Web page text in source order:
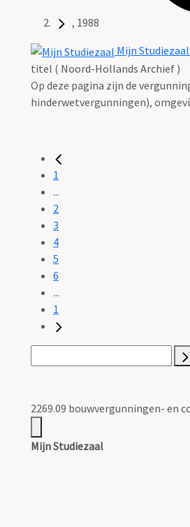
, 1988
Mijn
titel ( Noord-Hollands Archief )
Op deze pagina zijn de
hinderwetvergunningen),
1
...
2
3
4
5
6
...
1
2269.09 bouwvergunningen- en
Mijn Studiezaal